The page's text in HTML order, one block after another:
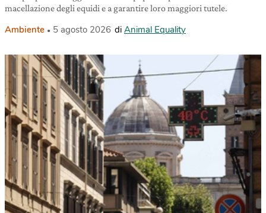
macellazione degli equidi e a garantire loro maggiori tutele.
Ambiente 5 agosto 2026 di Animal Equality